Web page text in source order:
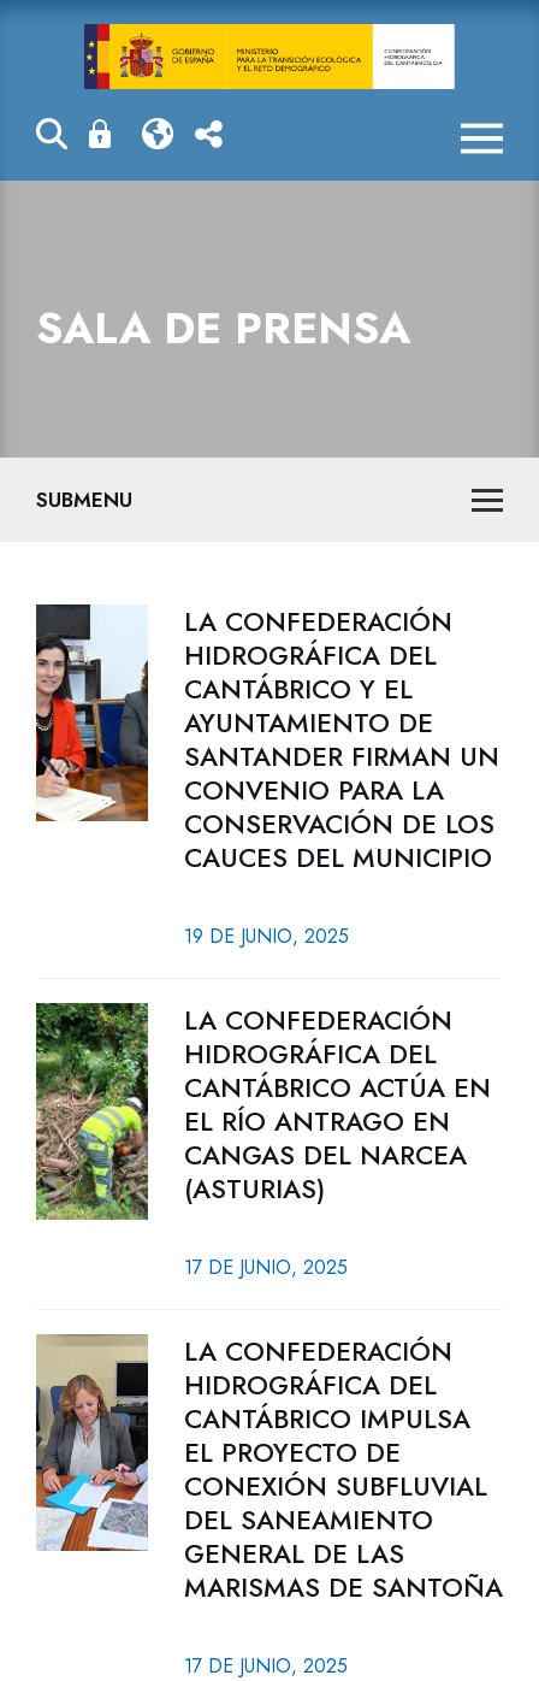
Sala de prensa
SALA DE PRENSA
SUBMENU
LA CONFEDERACIÓN
HIDROGRÁFICA DEL
CANTÁBRICO Y EL
AYUNTAMIENTO DE
SANTANDER FIRMAN UN
CONVENIO PARA LA
CONSERVACIÓN DE LOS
CAUCES DEL MUNICIPIO
19 DE JUNIO, 2025
LA CONFEDERACIÓN
HIDROGRÁFICA DEL
CANTÁBRICO ACTÚA EN
EL RÍO ANTRAGO EN
CANGAS DEL NARCEA
(ASTURIAS)
17 DE JUNIO, 2025
LA CONFEDERACIÓN
HIDROGRÁFICA DEL
CANTÁBRICO IMPULSA
EL PROYECTO DE
CONEXIÓN SUBFLUVIAL
DEL SANEAMIENTO
GENERAL DE LAS
MARISMAS DE SANTOÑA
17 DE JUNIO, 2025